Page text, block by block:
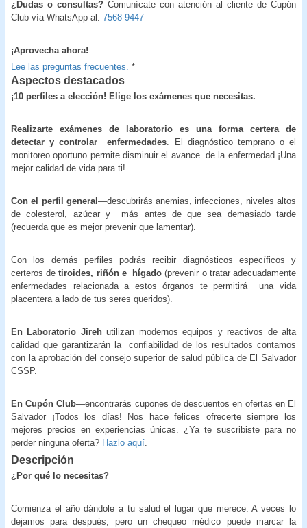
¿Dudas o consultas? Comunícate con atención al cliente de Cupón
Club vía WhatsApp al: 7568-9447
¡Aprovecha ahora!
Lee las preguntas frecuentes. *
Aspectos destacados
¡10 perfiles a elección! Elige los exámenes que necesitas.
Realizarte exámenes de laboratorio es una forma certera de
detectar y controlar enfermedades . El diagnóstico temprano o el
monitoreo oportuno permite disminuir el avance de la enfermedad ¡Una
mejor calidad de vida para ti!
Con el perfil general —descubrirás anemias, infecciones, niveles altos
de colesterol, azúcar y más antes de que sea demasiado tarde
(recuerda que es mejor prevenir que lamentar).
Con los demás perfiles podrás recibir diagnósticos específicos y
certeros detiroides, riñón e hígado(prevenir o tratar adecuadamente
enfermedades relacionada a estos órganos te permitirá una vida
placentera a lado de tus seres queridos).
En Laboratorio Jirehutilizan modernos equipos y reactivos de alta
calidad que garantizarán la confiabilidad de los resultados contamos
con la aprobación del consejo superior de salud pública de El Salvador
CSSP.
En Cupón Club—encontrarás cupones de descuentos en ofertas en El
Salvador ¡Todos los días! Nos hace felices ofrecerte siempre los
mejores precios en experiencias únicas. ¿Ya te suscribiste para no
perder ninguna oferta? Hazlo aquí
Descripción
¿Por qué lo necesitas?
Comienza el año dándole a tu salud el lugar que merece. A veces lo
dejamos para después, pero un chequeo médico puede marcar la